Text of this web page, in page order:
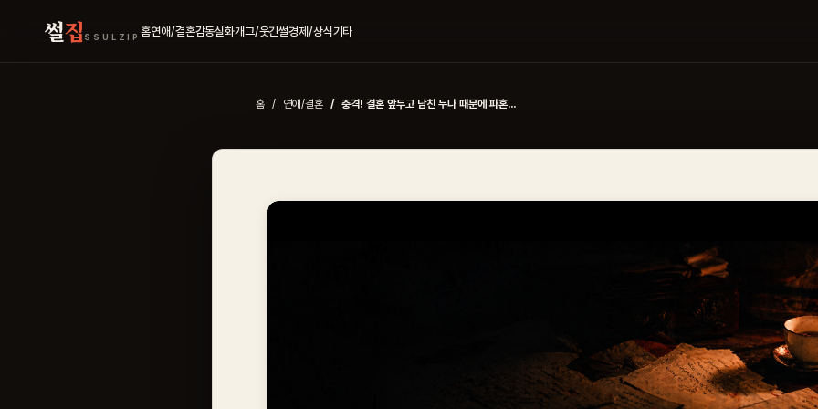
썰집 SSULZIP 홈연애/결혼감동실화개그/웃긴썰경제/상식기타
홈 연애/결혼 충격! 결혼 앞두고 남친 누나 때문에 파혼...